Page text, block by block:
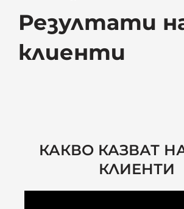
Резултати
клиенти
КАКВО КАЗВАТ
КЛИЕНТИ